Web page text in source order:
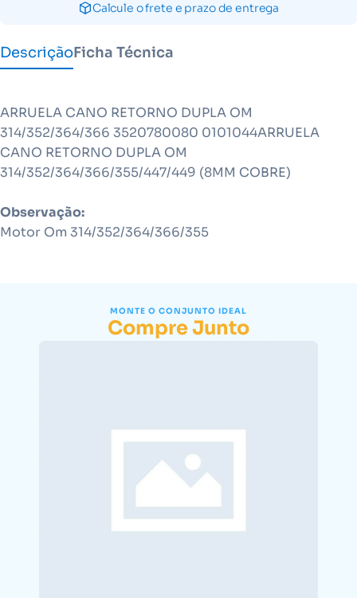
Calcule o frete e prazo de entrega
DescriçãoFicha Técnica
ARRUELA CANO RETORNO DUPLA OM
314/352/364/366 3520780080 0101044ARRUELA
CANO RETORNO DUPLA OM
314/352/364/366/355/447/449 (8MM COBRE)
Observação:
Motor Om 314/352/364/366/355
MONTE O CONJUNTO IDEAL
Compre Junto